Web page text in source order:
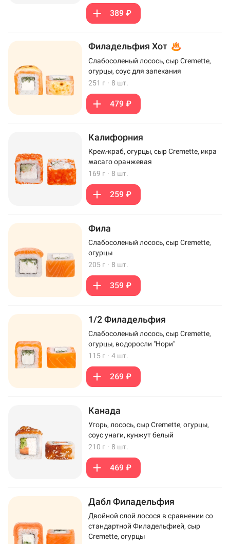
389 ₽
Филадельфия Хот
Слабосоленый лосось, сыр Cremette,
огурцы, соус для запекания
251 г · 8 шт.
479 ₽
Калифорния
Крем-краб, огурцы, сыр Cremette, икра
масаго оранжевая
169 г · 8 шт.
259 ₽
Фила
Слабосоленый лосось, сыр Cremette,
огурцы
205 г · 8 шт.
359 ₽
1/2 Филадельфия
Слабосоленый лосось, сыр Cremette,
огурцы, водоросли "Нори"
115 г · 4 шт.
269 ₽
Канада
Угорь, лосось, сыр Cremette, огурцы,
соус унаги, кунжут белый
210 г · 8 шт.
469 ₽
Дабл Филадельфия
Двойной слой лосося в сравнении со
стандартной Филадельфией, сыр
Cremette, огурцы